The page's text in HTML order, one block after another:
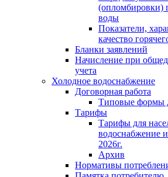
(опломбировки)
воды
Показатели,
качество
Бланки заявлений
Начисление при
учета
Холодное водоснабжение
Договорная работа
Типовые формы
Тарифы
Тарифы для
водоснабжение
2026г.
Архив
Нормативы